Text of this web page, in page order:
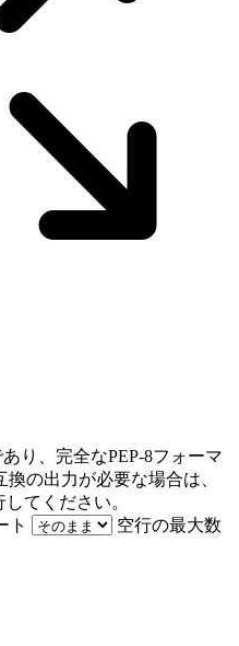
り、完全なPEP-8フォーマ
の出力が必要な場合は、
てください。
ト 空行の最大数